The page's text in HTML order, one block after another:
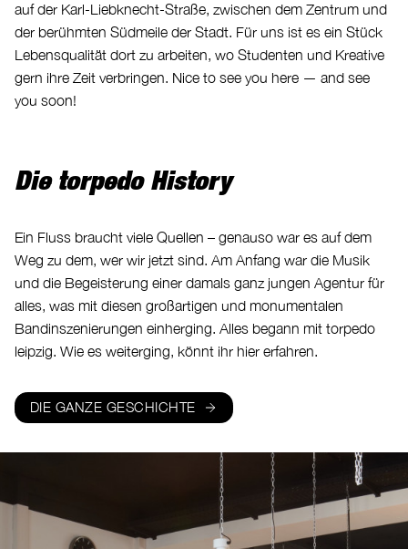
auf der Karl-Liebknecht-Straße, zwischen dem Zentrum und
der berühmten Südmeile der Stadt. Für uns ist es ein Stück
Lebensqualität dort zu arbeiten, wo Studenten und Kreative
gern ihre Zeit verbringen. Nice to see you here — and see
you soon!
Die torpedo History
Ein Fluss braucht viele Quellen – genauso war es auf dem
Weg zu dem, wer wir jetzt sind. Am Anfang war die Musik
und die Begeisterung einer damals ganz jungen Agentur für
alles, was mit diesen großartigen und monumentalen
Bandinszenierungen einherging. Alles begann mit torpedo
leipzig. Wie es weiterging, könnt ihr hier erfahren.
DIE GANZE GESCHICHTE